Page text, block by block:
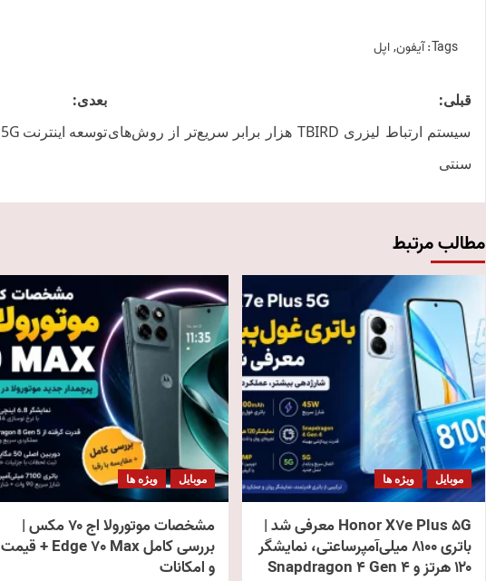
Tags: آیفون,اپل
Post
navigation
قبلی:
سیستم ارتباط لیزری TBIRD هزار برابر سریع‌تر از روش‌های
سنتی
بعدی:
توسعه اینترنت 5G در هند
مطالب مرتبط
موبایل ویژه ها
Honor X7e Plus 5G معرفی شد |
باتری ۸۱۰۰ میلی‌آمپرساعتی، نمایشگر
۱۲۰ هرتز و Snapdragon 4 Gen 4
موبایل ویژه ها
مشخصات موتورولا اج ۷۰ مکس |
بررسی کامل Edge 70 Max + قیمت
و امکانات